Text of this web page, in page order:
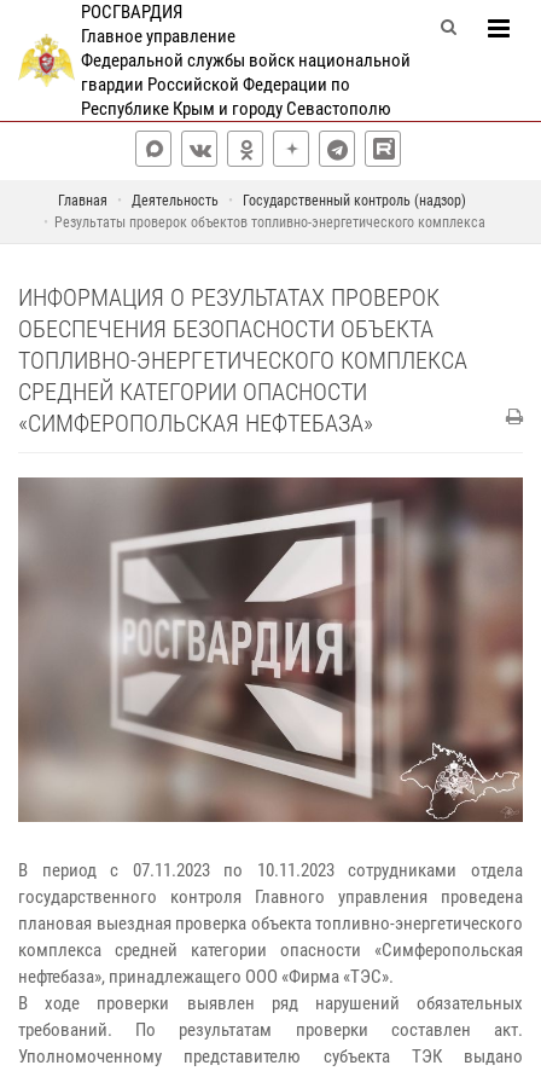
РОСГВАРДИЯ
Главное управление
Федеральной службы войск национальной
гвардии Российской Федерации по
Республике Крым и городу Севастополю
Главная Деятельность
Государственный контроль (надзор)
Результаты проверок объектов топливно-энергетического комплекса
ИНФОРМАЦИЯ О РЕЗУЛЬТАТАХ ПРОВЕРОК
ОБЕСПЕЧЕНИЯ БЕЗОПАСНОСТИ ОБЪЕКТА
ТОПЛИВНО-ЭНЕРГЕТИЧЕСКОГО КОМПЛЕКСА
СРЕДНЕЙ КАТЕГОРИИ ОПАСНОСТИ
«СИМФЕРОПОЛЬСКАЯ НЕФТЕБАЗА»
В период с 07.11.2023 по 10.11.2023 сотрудниками отдела
государственного контроля Главного управления проведена
плановая выездная проверка объекта топливно-энергетического
комплекса средней категории опасности «Симферопольская
нефтебаза», принадлежащего ООО «Фирма «ТЭС».
В ходе проверки выявлен ряд нарушений обязательных
требований. По результатам проверки составлен акт.
Уполномоченному представителю субъекта ТЭК выдано